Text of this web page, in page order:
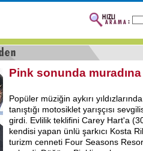
Pink sonunda
Popüler müziğin aykırı
tanıştığı motosiklet yarışçısı
girdi. Evlilik teklifini Carey Hart'a
kendisi yapan ünlü şarkıcı Kosta
turizm cenneti Four Seasons